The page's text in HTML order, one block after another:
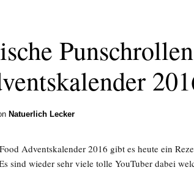
Natuerlich Lecker
Adventskalender 2016 gibt es heute ein
sind wieder sehr viele tolle YouTuber dabei